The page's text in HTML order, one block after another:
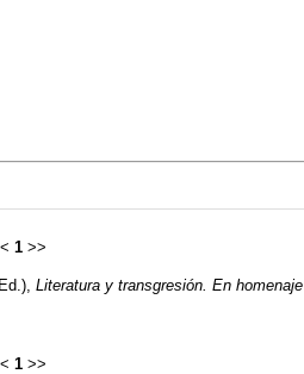
1>>
Literatura y transgresión. En
1>>